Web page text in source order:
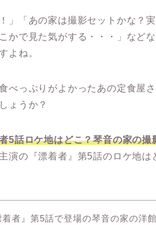
」「あの家は撮影セットかな？
かで見た気がする・・・」など
よね。
べっぷりがよかったあの定食屋
ょうか？
5話ロケ地はどこ？琴音の家の
演の『漂着者』第5話のロケ地
着者』第5話で登場の琴音の家の洋